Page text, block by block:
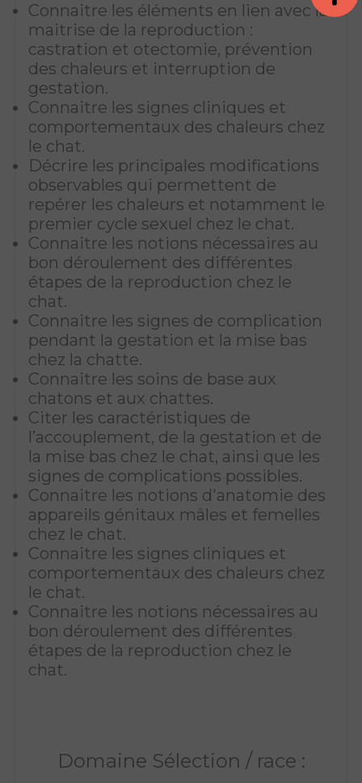
Connaitre les éléments en lien avec la
maitrise de la reproduction :
castration et otectomie, prévention
des chaleurs et interruption de
gestation.
Connaitre les signes cliniques et
comportementaux des chaleurs chez
le chat.
Décrire les principales modifications
observables qui permettent de
repérer les chaleurs et notamment le
premier cycle sexuel chez le chat.
Connaitre les notions nécessaires au
bon déroulement des différentes
étapes de la reproduction chez le
chat.
Connaitre les signes de complication
pendant la gestation et la mise bas
chez la chatte.
Connaitre les soins de base aux
chatons et aux chattes.
Citer les caractéristiques de
l’accouplement, de la gestation et de
la mise bas chez le chat, ainsi que les
signes de complications possibles.
Connaitre les notions d'anatomie des
appareils génitaux mâles et femelles
chez le chat.
Connaitre les signes cliniques et
comportementaux des chaleurs chez
le chat.
Connaitre les notions nécessaires au
bon déroulement des différentes
étapes de la reproduction chez le
chat.
Domaine Sélection / race :